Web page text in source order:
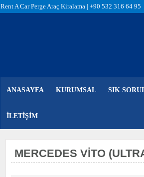
Rent A Car Perge Araç Kiralama | +90 532 316 64 95
ANASAYFA KURUMSAL SIK
İLETIŞIM
MERCEDES VITO